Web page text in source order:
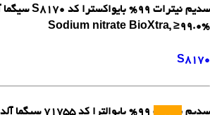
سدیم نیترات 99% بایواکسترا کد S8170 سیگما آلدریچ
Sodium nitrate BioXtra, ≥99.0%
S8170
سدیم نیترات 99% بایوالترا کد 71755 سیگما آلدریچ